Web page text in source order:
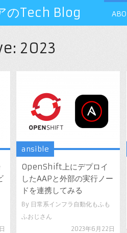
のTech Blog
2023
ansible
OpenShift上にデプロイ
したAAPと外部の実行ノー
ドを連携してみる
By 日常系インフラ自動化もふも
ふおじさん
2023年6月22日